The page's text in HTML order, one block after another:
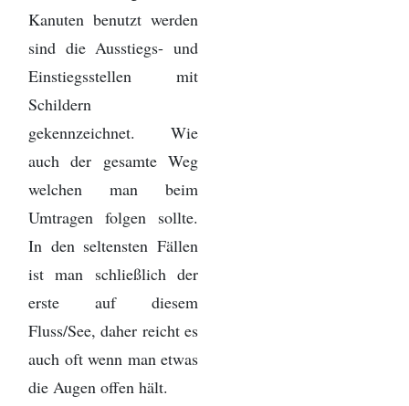
Kanuten benutzt werden
sind die Ausstiegs- und
Einstiegsstellen mit
Schildern
gekennzeichnet. Wie
auch der gesamte Weg
welchen man beim
Umtragen folgen sollte.
In den seltensten Fällen
ist man schließlich der
erste auf diesem
Fluss/See, daher reicht es
auch oft wenn man etwas
die Augen offen hält.